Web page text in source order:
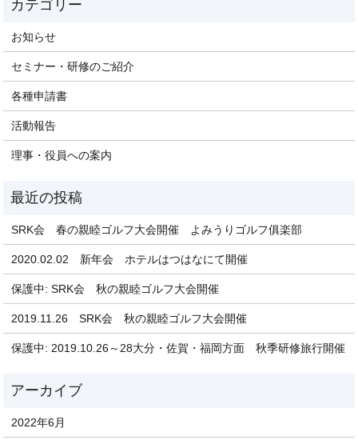
お知らせ
セミナー・研修のご紹介
各種申請書
活動報告
理事・役員への案内
SRK会 春の親睦ゴルフ大会開催 よみうりゴルフ俱楽部
2020.02.02 新年会 ホテルはつはなにて開催
保護中: SRK会 秋の親睦ゴルフ大会開催
2019.11.26 SRK会 秋の親睦ゴルフ大会開催
保護中: 2019.10.26～28大分・佐賀・福岡方面 秋季研修旅行開催
2022年6月